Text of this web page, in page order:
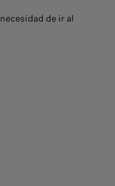
de ir al